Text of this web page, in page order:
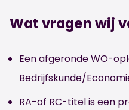
Wat vragen wij
Een afgeronde WO-
Bedrijfskunde/
RA-of RC-titel is een